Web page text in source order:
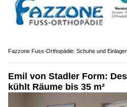
Fazzone Fuss-Orthopädie: Schuhe und
Emil von Stadler Form:
kühlt Räume bis 35 m²